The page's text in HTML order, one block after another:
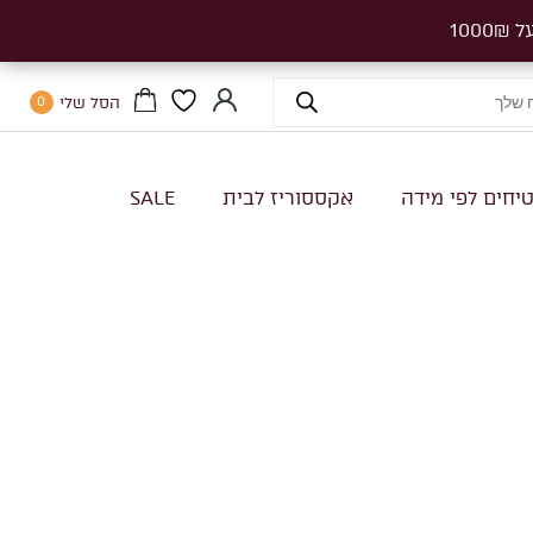
הסל שלי 0
לפי מידה אקססוריז לבית SALE